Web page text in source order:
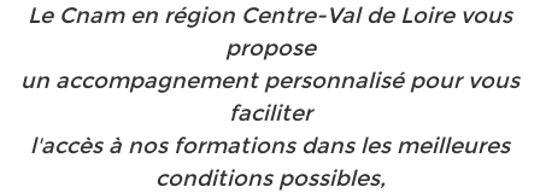
Le Cnam en région Centre-Val de Loire vous
propose
un accompagnement personnalisé pour vous
faciliter
l'accès à nos formations dans les meilleures
conditions possibles,